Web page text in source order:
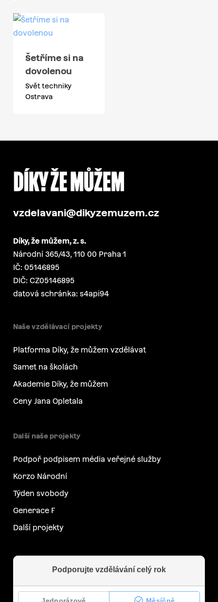
Šetříme si na
dovolenou
Svět techniky
Ostrava
vzdelavani@dikyzemuzem.cz
Díky, že můžem, z. s.
Národní 365/43, 110 00 Praha 1
IČ: 05146895
DIČ: CZ05146895
datová schránka: s4api94
Naše vzdělávací projekty
Platforma Díky, že můžem vzdělávat
Samet na školách
Akademie Díky, že můžem
Ceny Jana Opletala
Další naše projekty
Podpoř podpisem média veřejné služby
Korzo Národní
Týden svobody
Generace F
Další projekty